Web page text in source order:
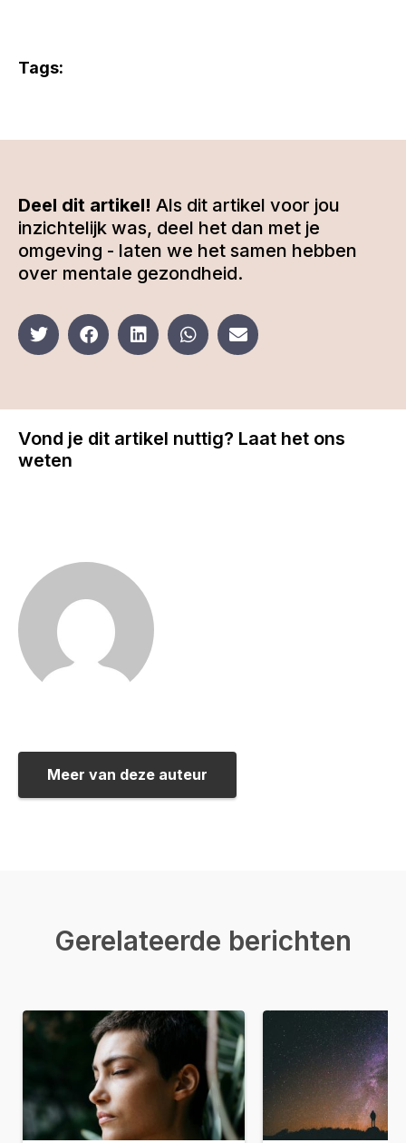
Tags:
Deel dit artikel! Als dit artikel voor jou
inzichtelijk was, deel het dan met je
omgeving - laten we het samen hebben
over mentale gezondheid.
Vond je dit artikel nuttig? Laat het ons
weten
Meer van deze auteur
Gerelateerde berichten